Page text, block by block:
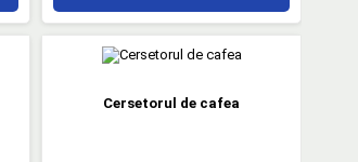
Cersetorul de cafea